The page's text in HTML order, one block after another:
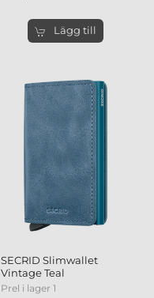
Lägg till
SECRID Slimwallet
Vintage Teal
Prel i lager 1